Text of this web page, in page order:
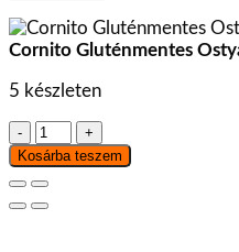
Cornito Gluténmentes
5 készleten
Cornito
Gluténmentes
Kosárba teszem